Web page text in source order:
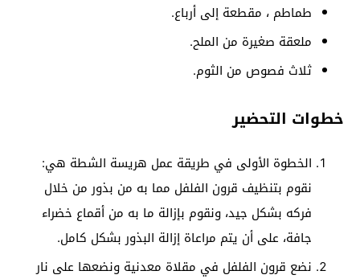
طماطم ، مقطعة إلى أرباع.
ملعقة صغيرة من الملح.
ثلاث فصوص من الثوم.
خطوات التحضير
الخطوة الأولى في طريقة عمل هريسة الشطة هي:
نقوم بتنظيف قرون الفلفل مما به من بذور من خلال
فركه بشكل جيد، ونقوم بإزالة ما به من أقماع خضراء
جافة، على أن يتم مراعاة إزالة البذور بشكل كامل.
نضع قرون الفلفل في مقلاة معدنية ونضعها على نار